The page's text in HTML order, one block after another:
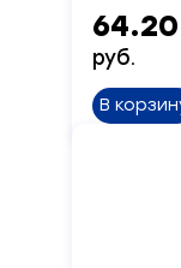
64.20
руб.
В